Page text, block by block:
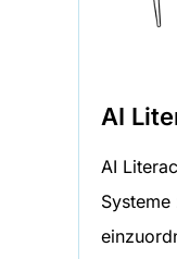
AI
AI